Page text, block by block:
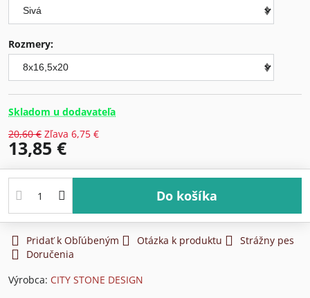
Rozmery:
Skladom u dodavateľa
20,60 € Zľava 6,75 €
13,85 €
Do košíka
Pridať k Obľúbeným Otázka k produktu
Strážny pes
Doručenia
Výrobca: CITY STONE DESIGN